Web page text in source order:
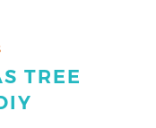
TREE